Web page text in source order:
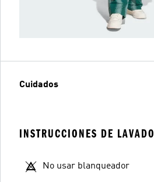
Cuidados
INSTRUCCIONES DE LAVADO
No usar blanqueador